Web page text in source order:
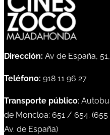
Dirección: Av de España,
Teléfono: 918 11 96 27
Transporte público:
de Moncloa: 651 / 654. (655
Av. de España)